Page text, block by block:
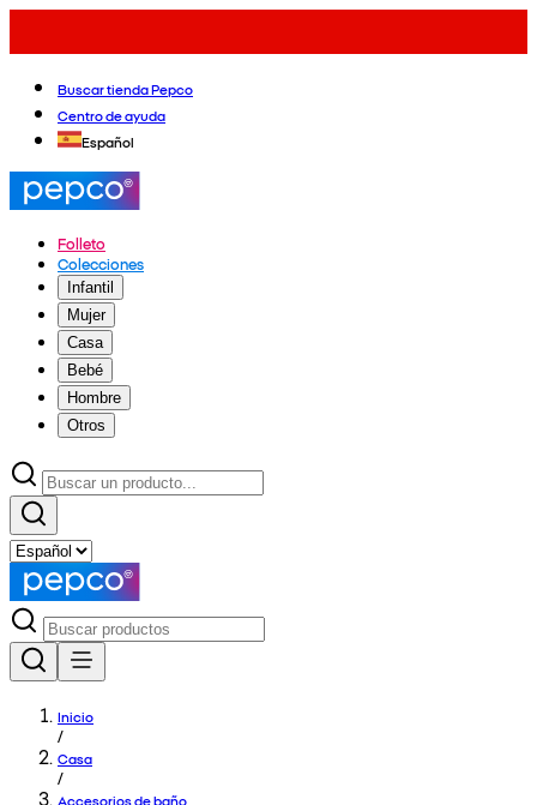
Buscar tienda Pepco
Centro de ayuda
Español
Folleto
Colecciones
Infantil
Mujer
Casa
Bebé
Hombre
Otros
Inicio
/
Casa
/
Accesorios de baño